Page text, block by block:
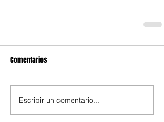
Comentarios
Escribir un comentario...